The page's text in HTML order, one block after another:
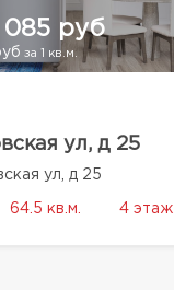
085 руб
за 1 кв.м.
ул, д 25
ул, д 25
64.5 кв.м. 4 этаж